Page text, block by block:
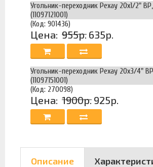
Угольник-переходник Рехау 20x1/2"
(11097121001)
(Код: 901436)
Цена: 955р. 635р.
Угольник-переходник Рехау 20x3/4"
(11097151001)
(Код: 270098)
Цена: 1900р. 925р.
Описание